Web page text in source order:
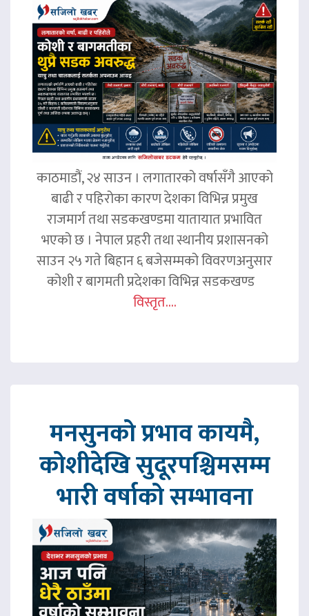
काठमाडौं, २४ साउन । लगातारको वर्षासँगै आएको
बाढी र पहिरोका कारण देशका विभिन्न प्रमुख
राजमार्ग तथा सडकखण्डमा यातायात प्रभावित
भएको छ । नेपाल प्रहरी तथा स्थानीय प्रशासनको
साउन २५ गते बिहान ६ बजेसम्मको विवरणअनुसार
कोशी र बागमती प्रदेशका विभिन्न सडकखण्ड
विस्तृत....
मनसुनको प्रभाव कायमै,
कोशीदेखि सुदूरपश्चिमसम्म
भारी वर्षाको सम्भावना